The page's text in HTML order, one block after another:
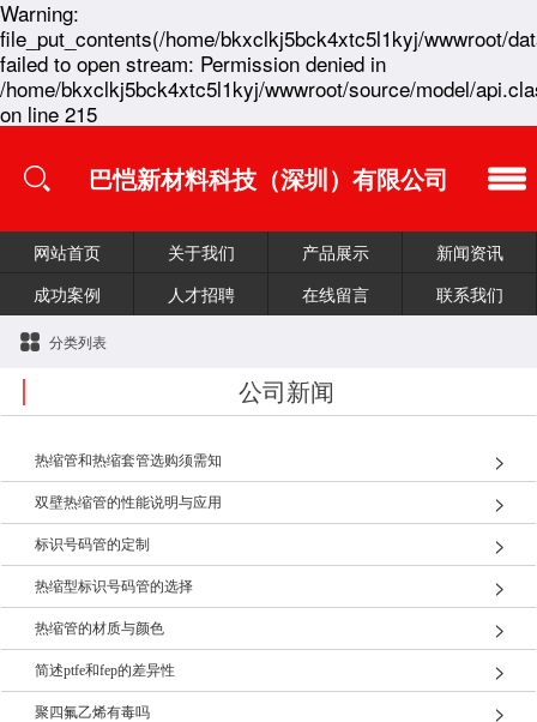
Warning:
file_put_contents(/home/bkxclkj5bck4xtc5l1kyj/wwwroot/
failed to open stream: Permission denied in
/home/bkxclkj5bck4xtc5l1kyj/wwwroot/source/model/
on line 215
巴恺新材料科技（深圳）有限公司
网站首页 关于我们 产品展示
新闻资讯
成功案例
人才招聘 在线留言 联系我们
分类列表
公司新闻
热缩管和热缩套管选购须需知
双壁热缩管的性能说明与应用
标识号码管的定制
热缩型标识号码管的选择
热缩管的材质与颜色
简述ptfe和fep的差异性
聚四氟乙烯有毒吗